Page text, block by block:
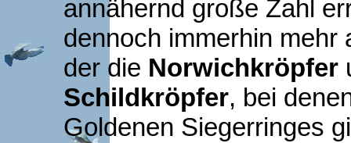
annähernd große Zahl
dennoch immerhin mehr
der die Norwichkröpfer
Schildkröpfer, bei
Goldenen Siegerringes